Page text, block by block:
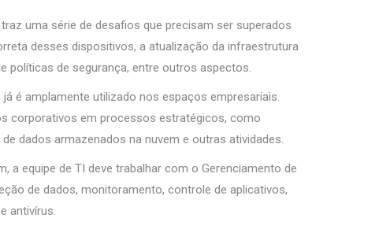
uma série de desafios que precisam ser superados
desses dispositivos, a atualização da infraestrutura
políticas de segurança, entre outros aspectos.
é amplamente utilizado nos espaços empresariais.
corporativos em processos estratégicos, como
dados armazenados na nuvem e outras atividades.
a equipe de TI deve trabalhar com o Gerenciamento de
de dados, monitoramento, controle de aplicativos,
antivírus.